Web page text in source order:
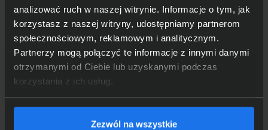
analizować ruch w naszej witrynie. Informacje o tym, jak
korzystasz z naszej witryny, udostępniamy partnerom
społecznościowym, reklamowym i analitycznym.
Partnerzy mogą połączyć te informacje z innymi danymi
otrzymanymi od Ciebie lub uzyskanymi podczas
korzystania z ich usług.
Zezwól na wszystkie